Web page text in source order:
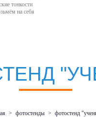
тонкости
на себя
> фотостенды > фотостенд